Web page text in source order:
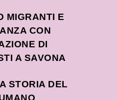
MIGRANTI E
CON
DI
A SAVONA
STORIA DEL